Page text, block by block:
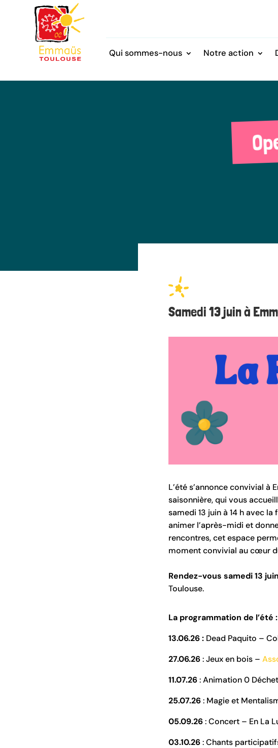
Qui sommes-nous Notre action
Samedi 13 juin à
L’été s’annonce convivial à
saisonnière, qui vous
samedi 13 juin à 14 h avec la
animer l’après-midi et
rencontres, cet espace
moment convivial au cœur
Rendez-vous samedi 13
Toulouse.
La programmation de l’été :
13.06.26 : Dead Paquito –
27.06.26: Jeux en bois –
11.07.26: Animation 0
25.07.26: Magie et
05.09.26: Concert – En La
03.10.26: Chants